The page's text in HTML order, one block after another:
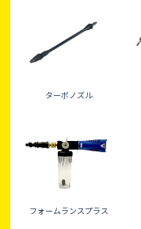
ターボノズル
フォームランスプラス